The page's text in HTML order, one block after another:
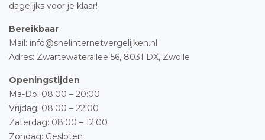
dagelijks voor je klaar!
Bereikbaar
Mail: info@snelinternetvergelijken.nl
Adres: Zwartewaterallee 56, 8031 DX, Zwolle
Openingstijden
Ma-Do: 08:00 – 20:00
Vrijdag: 08:00 – 22:00
Zaterdag: 08:00 – 12:00
Zondag: Gesloten